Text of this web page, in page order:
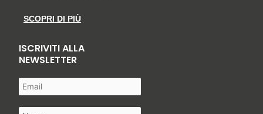
SCOPRI DI PIÙ
ISCRIVITI ALLA
NEWSLETTER